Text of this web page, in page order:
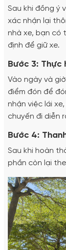
Sau khi đồng ý
xác nhận lại
nhà xe, bạn có
định để giữ xe.
Bước 3: Thực
Vào ngày và
điểm đón để
nhận việc lái
chuyến đi diễn
Bước 4:
Sau khi hoàn
phần còn lại